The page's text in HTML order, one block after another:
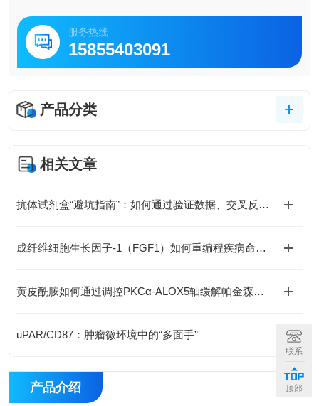
服务热线
15855403091
产品分类
相关文章
抗体试剂盒“避坑指南”：如何通过验证数据、交叉反应率、批次稳定性选对产品？
成纤维细胞生长因子-1（FGF1）如何重编程疾病命运与国自然研究新范式
黄皮酰胺如何通过调控PKCα-ALOX5轴缓解帕金森病神经损伤？
uPAR/CD87：肿瘤微环境中的“多面手”
产品介绍
联系
顶部